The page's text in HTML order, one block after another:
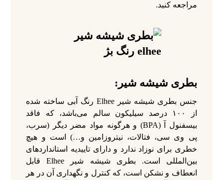
مراجعه کنید.
بطری شیشه شیر:
جنس بطری شیشه شیر Elhee رنگ آبی ساخته شده
از ۱۰۰ درصد سیلیکون سالم می‌باشد، که فاقد
بیسفنول آ (BPA) و هرگونه مواد مضر دیگر (سرب،
پی وی سی، فتالات، نیتروزامین و…) است و هیچ
خطری برای نوزاد ندارد و دارای تاییدیه استانداردهای
بین‌المللی است. بطری شیشه شیر Elhee قابل
انعطاف و نشکن است، که کنترل و نگهداری آن در هر